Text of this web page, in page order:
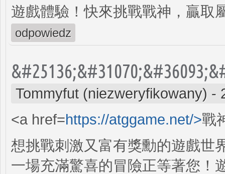
遊戲體驗！快來挑戰戰神，贏取
odpowiedz
Tommyfut (niezweryfikowany) -
<a href=https://atggame.net/>戰
想挑戰刺激又富有獎勳的遊戲世
一場充滿驚喜的冒險正等著您！